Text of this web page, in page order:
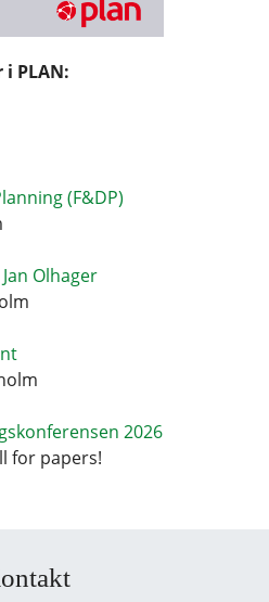
PLAN:
(F&DP)
Olhager
2026
for papers!